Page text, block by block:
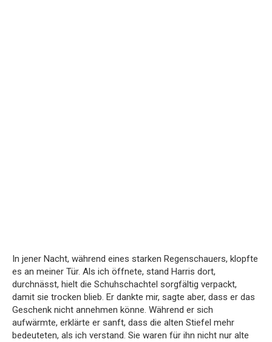
In jener Nacht, während eines starken Regenschauers, klopfte
es an meiner Tür. Als ich öffnete, stand Harris dort,
durchnässt, hielt die Schuhschachtel sorgfältig verpackt,
damit sie trocken blieb. Er dankte mir, sagte aber, dass er das
Geschenk nicht annehmen könne. Während er sich
aufwärmte, erklärte er sanft, dass die alten Stiefel mehr
bedeuteten, als ich verstand. Sie waren für ihn nicht nur alte